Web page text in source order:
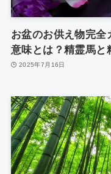
お盆のお供え物完全
意味とは？精霊馬と
2025年7月16日